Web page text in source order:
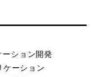
ション開発
ケーション